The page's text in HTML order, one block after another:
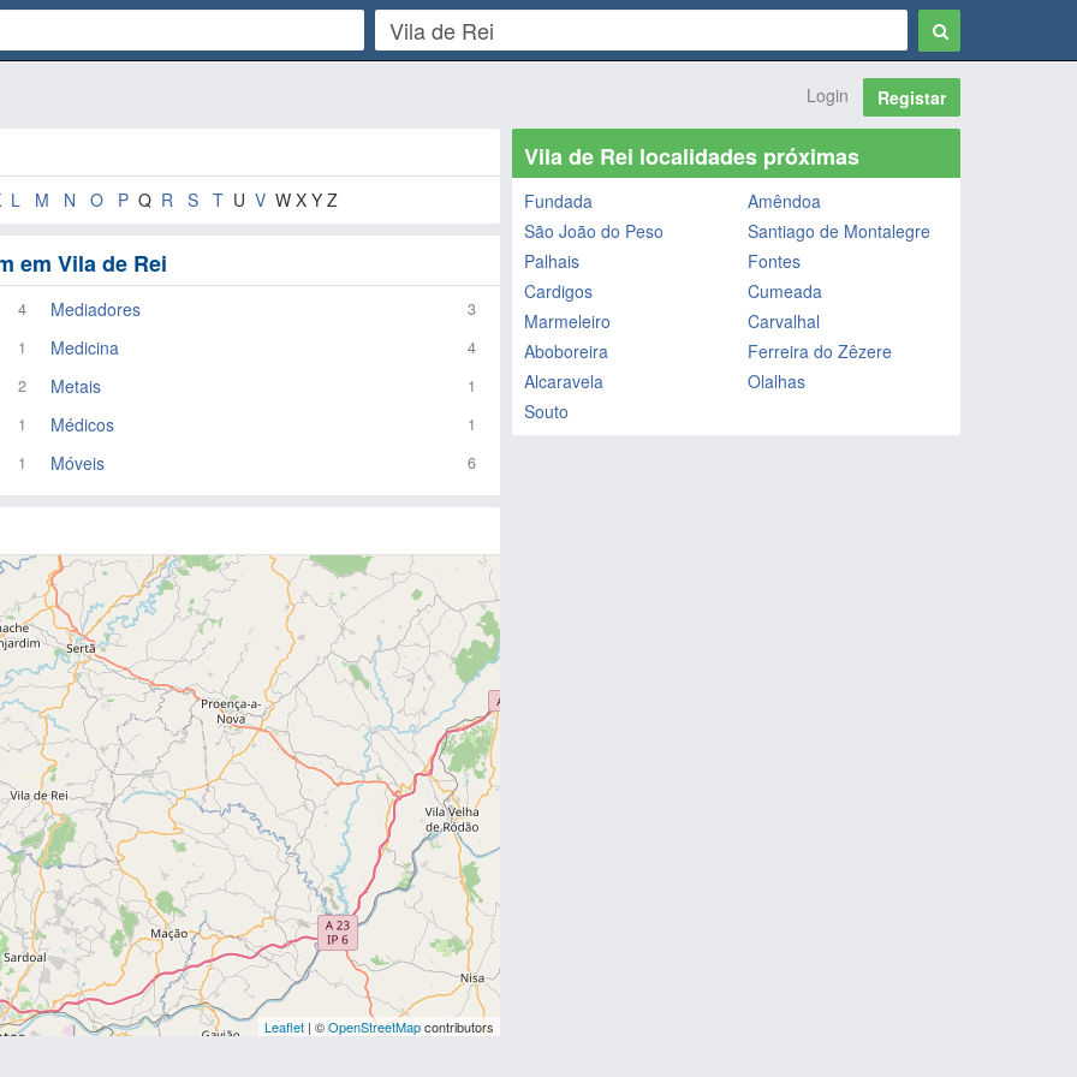
Login Registar
L M N O P Q R S T U V W X Y Z
em Vila de Rei
4 Mediadores
3
1
Medicina
4
2
Metais
1
1
Médicos
1
1
Móveis 6
Leaflet| ©OpenStreetMapcontributors
Vila de Rei localidades próximas
Fundada
Amêndoa
São João do Peso
Santiago de Montalegre
Palhais
Fontes
Cardigos
Cumeada
Marmeleiro
Carvalhal
Aboboreira
Ferreira do Zêzere
Alcaravela
Olalhas
Souto